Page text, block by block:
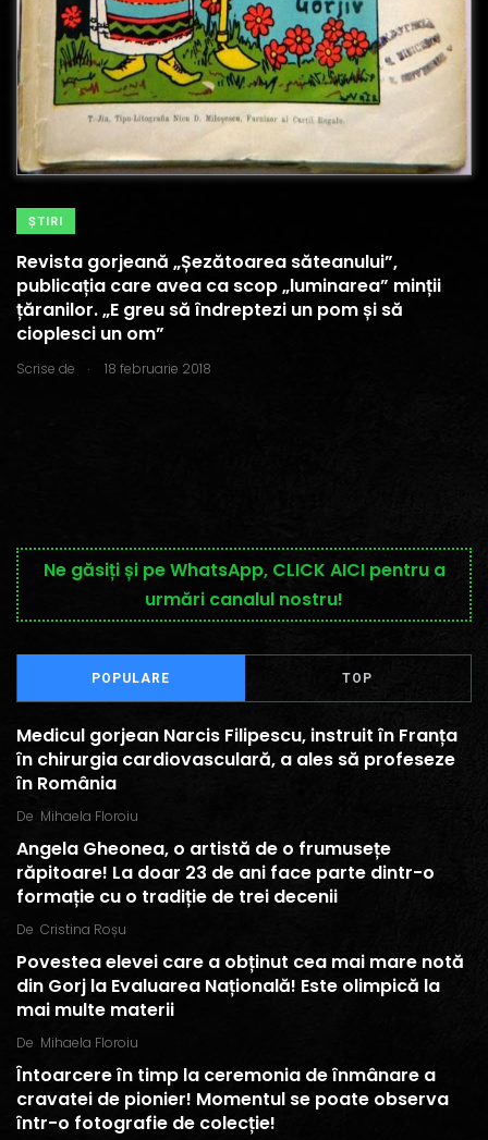
ŞTIRI
Revista gorjeană „Șezătoarea săteanului”,
publicația care avea ca scop „luminarea” minții
țăranilor. „E greu să îndreptezi un pom și să
cioplesci un om”
Scrise de . 18 februarie 2018
Ne găsiți și pe WhatsApp, CLICK AICI pentru a
urmări canalul nostru!
POPULARE TOP
Medicul gorjean Narcis Filipescu, instruit în Franța
în chirurgia cardiovasculară, a ales să profeseze
în România
De Mihaela Floroiu
Angela Gheonea, o artistă de o frumusețe
răpitoare! La doar 23 de ani face parte dintr-o
formație cu o tradiție de trei decenii
De Cristina Roșu
Povestea elevei care a obținut cea mai mare notă
din Gorj la Evaluarea Națională! Este olimpică la
mai multe materii
De Mihaela Floroiu
Întoarcere în timp la ceremonia de înmânare a
cravatei de pionier! Momentul se poate observa
într-o fotografie de colecție!